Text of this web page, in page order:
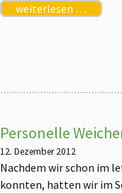
weiterlesen …
Personelle
12. Dezember 2012
Nachdem wir schon im
konnten, hatten wir im